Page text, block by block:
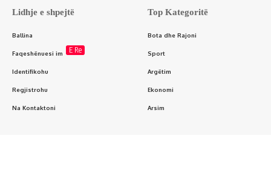
Lidhje e shpejtë
Ballina
Faqeshënuesi im E Re
Identifikohu
Regjistrohu
Na Kontaktoni
Top Kategoritë
Bota dhe Rajoni
Sport
Argëtim
Ekonomi
Arsim